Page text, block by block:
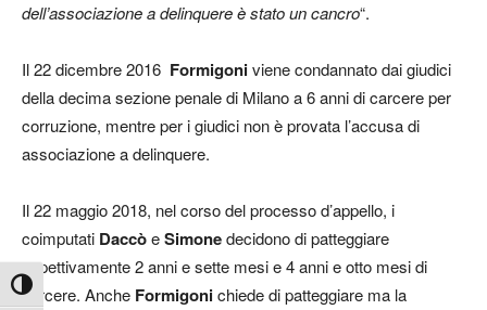
Attiva/disattiva alto contrasto
dell’associazione a delinquere è stato un cancro“.
Il 22 dicembre 2016 Formigoniviene condannato dai giudici
della decima sezione penale di Milano a 6 anni di carcere per
corruzione, mentre per i giudici non è provata l’accusa di
associazione a delinquere.
Il 22 maggio 2018, nel corso del processo d’appello, i
coimputati DaccòeSimonedecidono di patteggiare
rispettivamente 2 anni e sette mesi e 4 anni e otto mesi di
carcere. Anche Formigonichiede di patteggiare ma la